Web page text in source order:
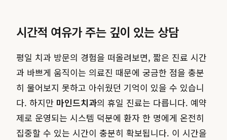
시간적 여유가 주는 깊이 있는 상담
평일 치과 방문의 경험을 떠올려보면, 짧은 진료 시간
과 바쁘게 움직이는 의료진 때문에 궁금한 점을 충분
히 물어보지 못하고 아쉬웠던 기억이 있을 수 있습니
다. 하지만 마인드치과의 휴일 진료는 다릅니다. 예약
제로 운영되는 시스템 덕분에 환자 한 명에게 온전히
집중할 수 있는 시간이 충분히 확보됩니다. 이 시간을